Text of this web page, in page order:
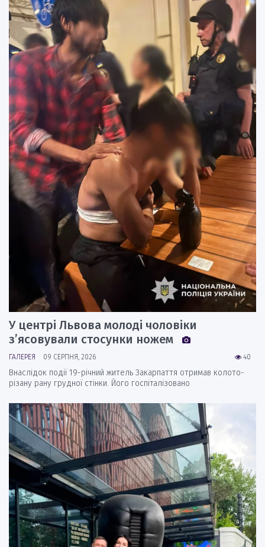
У центрі Львова молоді чоловіки
з’ясовували стосунки ножем
40
ГАЛЕРЕЯ 09 СЕРПНЯ, 2026
Внаслідок події 19-річний житель Закарпаття отримав колото-
різану рану грудної стінки. Його госпіталізовано